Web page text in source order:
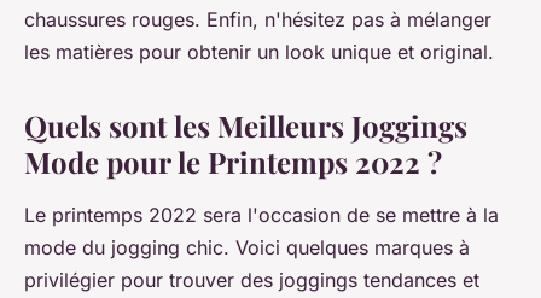
chaussures rouges. Enfin, n'hésitez pas à mélanger
les matières pour obtenir un look unique et original.
Quels sont les Meilleurs Joggings
Mode pour le Printemps 2022 ?
Le printemps 2022 sera l'occasion de se mettre à la
mode du jogging chic. Voici quelques marques à
privilégier pour trouver des joggings tendances et